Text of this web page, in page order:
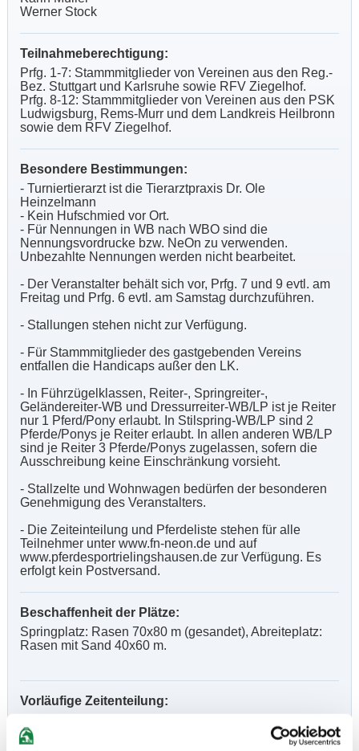
Werner Stock
Teilnahmeberechtigung:
Prfg. 1-7: Stammmitglieder von Vereinen aus den Reg.-
Bez. Stuttgart und Karlsruhe sowie RFV Ziegelhof.
Prfg. 8-12: Stammmitglieder von Vereinen aus den PSK
Ludwigsburg, Rems-Murr und dem Landkreis Heilbronn
sowie dem RFV Ziegelhof.
Besondere Bestimmungen:
- Turniertierarzt ist die Tierarztpraxis Dr. Ole
Heinzelmann
- Kein Hufschmied vor Ort.
- Für Nennungen in WB nach WBO sind die
Nennungsvordrucke bzw. NeOn zu verwenden.
Unbezahlte Nennungen werden nicht bearbeitet.
- Der Veranstalter behält sich vor, Prfg. 7 und 9 evtl. am
Freitag und Prfg. 6 evtl. am Samstag durchzuführen.
- Stallungen stehen nicht zur Verfügung.
- Für Stammmitglieder des gastgebenden Vereins
entfallen die Handicaps außer den LK.
- In Führzügelklassen, Reiter-, Springreiter-,
Geländereiter-WB und Dressurreiter-WB/LP ist je Reiter
nur 1 Pferd/Pony erlaubt. In Stilspring-WB/LP sind 2
Pferde/Ponys je Reiter erlaubt. In allen anderen WB/LP
sind je Reiter 3 Pferde/Ponys zugelassen, sofern die
Ausschreibung keine Einschränkung vorsieht.
- Stallzelte und Wohnwagen bedürfen der besonderen
Genehmigung des Veranstalters.
- Die Zeiteinteilung und Pferdeliste stehen für alle
Teilnehmer unter www.fn-neon.de und auf
www.pferdesportrielingshausen.de zur Verfügung. Es
erfolgt kein Postversand.
Beschaffenheit der Plätze:
Springplatz: Rasen 70x80 m (gesandet), Abreiteplatz:
Rasen mit Sand 40x60 m.
Vorläufige Zeitenteilung:
So. vorm.: 4,10,12; nachm.: 1,2,6